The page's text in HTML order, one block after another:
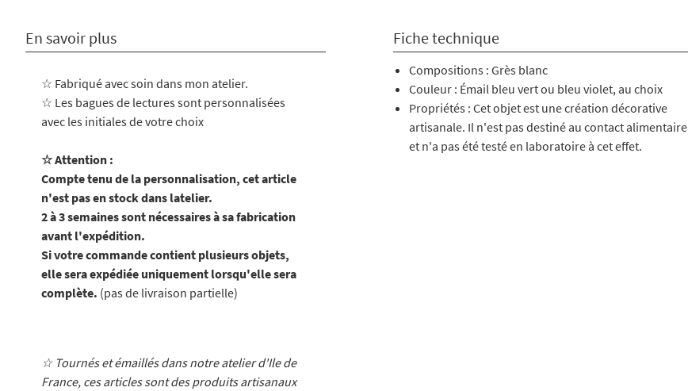
En savoir plus
☆ Fabriqué avec soin dans mon atelier.
☆ Les bagues de lectures sont personnalisées
avec les initiales de votre choix
☆ Attention :
Compte tenu de la personnalisation, cet article
n'est pas en stock dans latelier.
2 à 3 semaines sont nécessaires à sa fabrication
avant l'expédition.
Si votre commande contient plusieurs objets,
elle sera expédiée uniquement lorsqu'elle sera
complète. (pas de livraison partielle)
☆ Tournés et émaillés dans notre atelier d'Ile de
France, ces articles sont des produits artisanaux
Fiche technique
Compositions : Grès blanc
Couleur : Émail bleu vert ou bleu violet, au choix
Propriétés : Cet objet est une création décorative
artisanale. Il n'est pas destiné au contact alimentaire
et n'a pas été testé en laboratoire à cet effet.